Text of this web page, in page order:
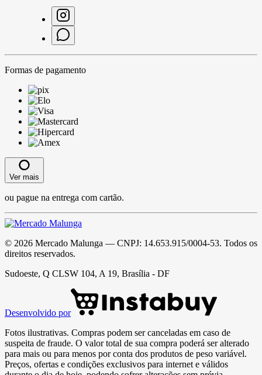
Formas de pagamento
Ver mais
ou pague na entrega com cartão.
© 2026 Mercado Malunga — CNPJ: 14.653.915/0004-53. Todos os
direitos reservados.
Sudoeste, Q CLSW 104, A 19, Brasília - DF
Desenvolvido por
Fotos ilustrativas. Compras podem ser canceladas em caso de
suspeita de fraude. O valor total de sua compra poderá ser alterado
para mais ou para menos por conta dos produtos de peso variável.
Preços, ofertas e condições exclusivos para internet e válidos